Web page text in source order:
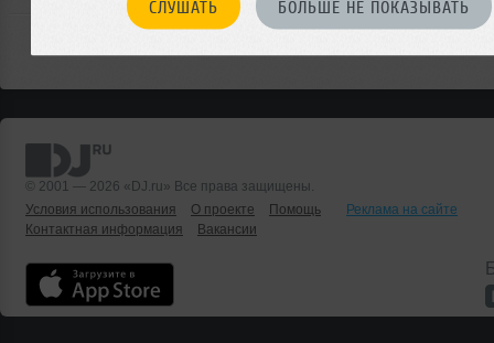
СЛУШАТЬ БОЛЬШЕ НЕ ПОКАЗЫВАТЬ
© 2001 — 2026 «DJ.ru» Все права защищены.
Условия использования
О проекте Помощь
Реклама на сайте
Контактная информация
Вакансии